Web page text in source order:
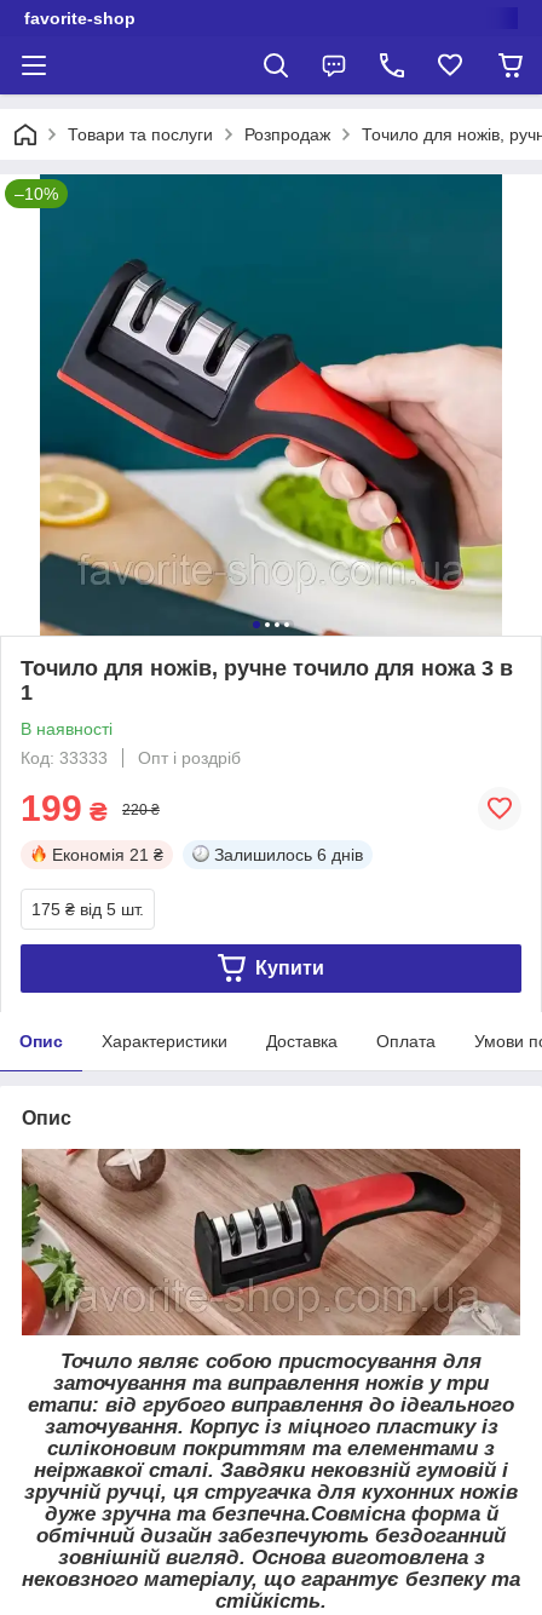
favorite-shop
Товари та послуги Розпродаж Точило для ножів,
–10%
Точило для ножів, ручне точило для ножа 3 в
1
В наявності
Код: 33333
Опт і роздріб
199 ₴ 220 ₴
Економія 21 ₴ Залишилось 6 днів
175 ₴ від 5 шт.
Купити
Опис Характеристики Доставка Оплата Умови
Опис
Точило являє собою пристосування для
заточування та виправлення ножів у три
етапи: від грубого виправлення до ідеального
заточування. Корпус із міцного пластику із
силіконовим покриттям та елементами з
неіржавкої сталі. Завдяки нековзній гумовій і
зручній ручці, ця стругачка для кухонних ножів
дуже зручна та безпечна.Совмісна форма й
обтічний дизайн забезпечують бездоганний
зовнішній вигляд. Основа виготовлена з
нековзного матеріалу, що гарантує безпеку та
стійкість.